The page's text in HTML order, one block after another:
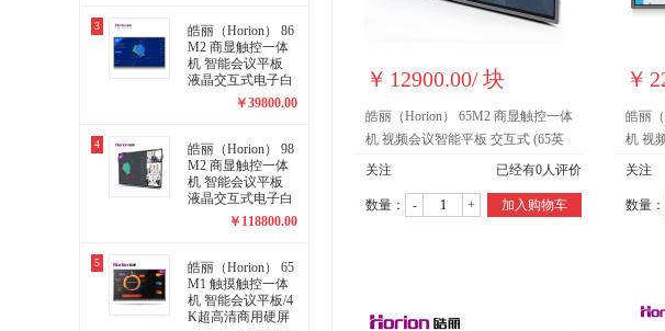
3
皓丽（Horion） 86
M2 商显触控一体
机 智能会议平板
液晶交互式电子白
板 (86英寸/4K超高
￥39800.00
4
皓丽（Horion） 98
M2 商显触控一体
机 智能会议平板
液晶交互式电子白
板 (98英寸/4K超高
￥ 118800.00
5
皓丽（Horion） 65
M1 触摸触控一体
机 智能会议平板/4
K超高清商用硬屏
￥ 12900.00/块
皓丽（Horion） 65M2 商显触控一体
机 视频会议智能平板 交互式 (65英
寸/4K超高清)
关注 已经有0人评价
数量： - + 加入购物车
￥
皓丽
机 视
式 (75
关注
数量：